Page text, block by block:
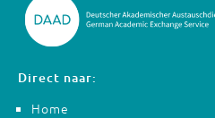
Direct naar:
Home